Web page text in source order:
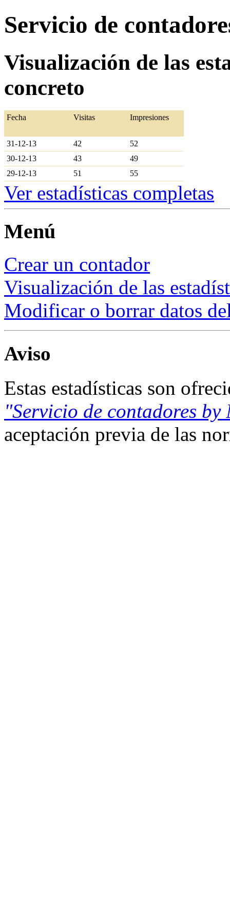
Servicio de
Visualización de las
concreto
Fecha Visitas Impresiones
31-12-13 42
52
30-12-13
43
49
29-12-13
51 55
Ver estadísticas completas
Menú
Crear un contador
Visualización de las
Modificar o borrar datos
Aviso
Estas estadísticas son
"Servicio de contadores by
aceptación previa de las